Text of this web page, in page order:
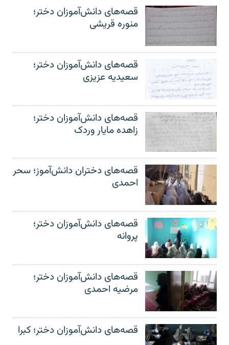
قصه‌های دانش‌آموزان دختر؛
منوره قریشی
قصه‌های دانش‌آموزان دختر؛
سعیدیه عزیزی
قصه‌های دانش‌آموزان دختر؛
زاهده مایار وردک
قصه‌های دختران دانش‌آموز؛ سحر
احمدی
قصه‌های دانش‌آموزان دختر؛
پروانه
قصه‌های دانش‌آموزان دختر؛
مرضیه احمدی
قصه‌های دانش‌آموزان دختر؛ کبرا